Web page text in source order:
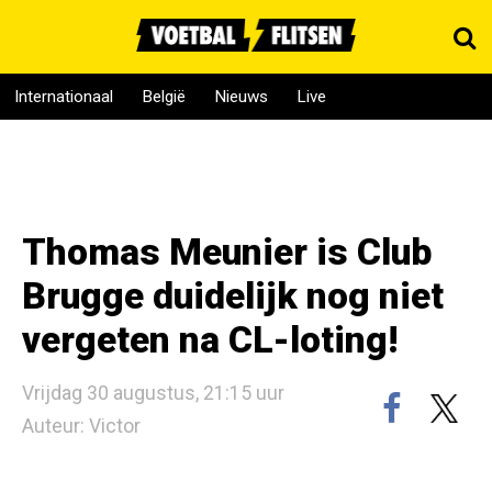
Internationaal België Nieuws Live
Thomas Meunier is Club
Brugge duidelijk nog niet
vergeten na CL-loting!
Vrijdag 30 augustus, 21:15 uur
Auteur: Victor